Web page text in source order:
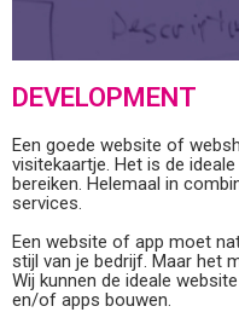
DEVELOPMENT
Een goede website of
visitekaartje. Het is de
bereiken. Helemaal in
services.
Een website of app moet
stijl van je bedrijf. Maar het
Wij kunnen de ideale
en/of apps bouwen.